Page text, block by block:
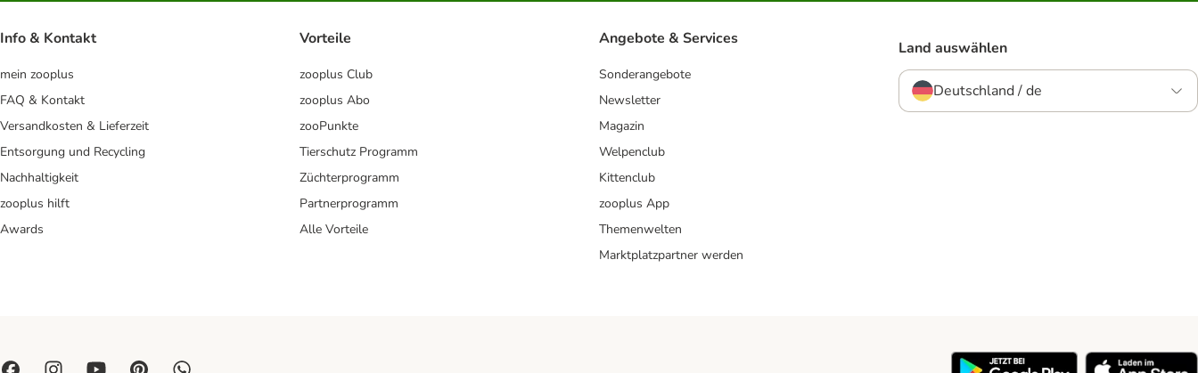
Info & Kontakt
mein zooplus
FAQ & Kontakt
Versandkosten & Lieferzeit
Entsorgung und Recycling
Nachhaltigkeit
zooplus hilft
Awards
Vorteile
zooplus Club
zooplus Abo
zooPunkte
Tierschutz Programm
Züchterprogramm
Partnerprogramm
Alle Vorteile
Angebote & Services
Sonderangebote
Newsletter
Magazin
Welpenclub
Kittenclub
zooplus App
Themenwelten
Marktplatzpartner werden
Land auswählen
Deutschland / de